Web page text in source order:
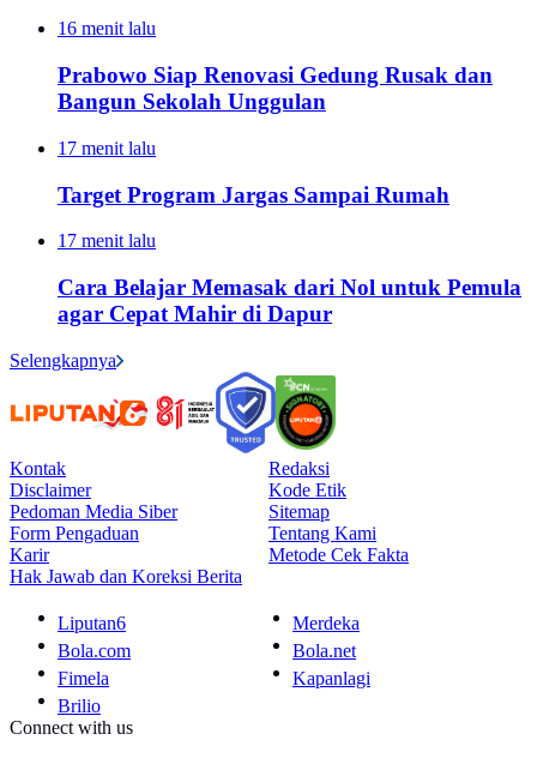
16 menit lalu
Prabowo Siap Renovasi Gedung Rusak dan
Bangun Sekolah Unggulan
17 menit lalu
Target Program Jargas Sampai Rumah
17 menit lalu
Cara Belajar Memasak dari Nol untuk Pemula
agar Cepat Mahir di Dapur
Selengkapnya
Kontak
Redaksi
Disclaimer
Kode Etik
Pedoman Media Siber
Sitemap
Form Pengaduan
Tentang Kami
Karir
Metode Cek Fakta
Hak Jawab dan Koreksi Berita
Liputan6
Merdeka
Bola.com
Bola.net
Fimela
Kapanlagi
Brilio
Connect with us